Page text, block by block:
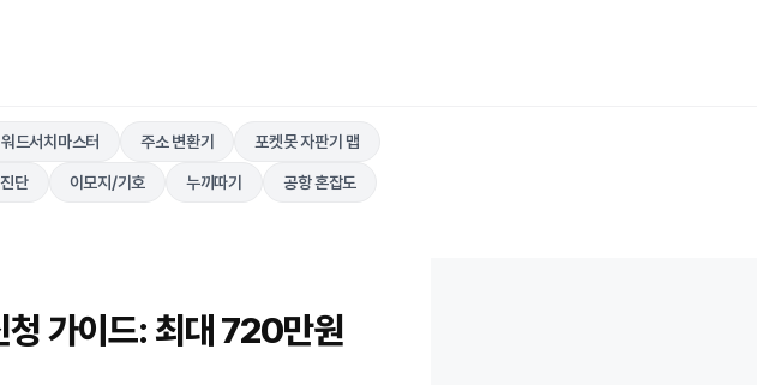
드서치마스터 주소 변환기 포켓못 자판기 맵
단 이모지/기호 누끼따기 공항 혼잡도
가이드: 최대 720만원